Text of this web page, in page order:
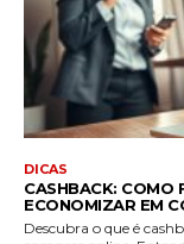
DICAS
CASHBACK: COMO
ECONOMIZAR EM
Descubra o que é